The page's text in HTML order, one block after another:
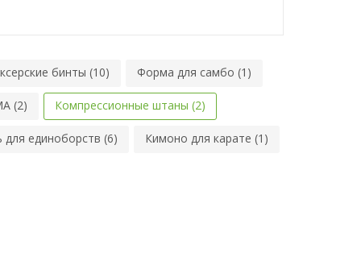
бинты (10) Форма для самбо (1)
(2) Компрессионные штаны (2)
для единоборств (6) Кимоно для карате (1)